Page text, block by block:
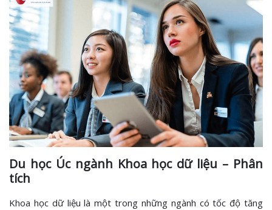
Du học Úc ngành Khoa học dữ liệu – Phân
tích
Khoa học dữ liệu là một trong những ngành có tốc độ tăng